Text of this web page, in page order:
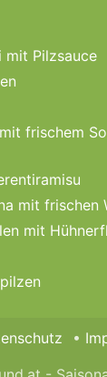
mit Pilzsauce
frischem
mit frischen
mit